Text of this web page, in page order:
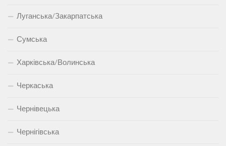
Луганська/Закарпатська
Сумська
Харківська/Волинська
Черкаська
Чернівецька
Чернігівська